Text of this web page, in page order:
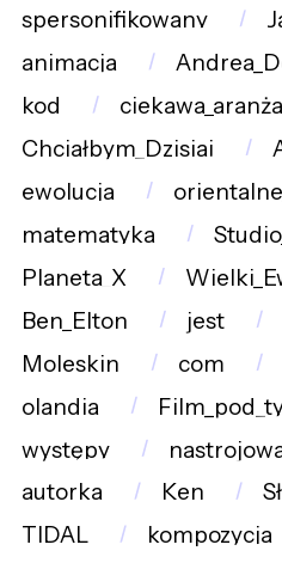
spersonifikowany
animacja
kod
Chciałbym_Dzisiaj
ewolucja
matematyka
Planeta_X
Ben_Elton
jest
Moleskin
com
olandia
występy
autorka
Ken
TIDAL
kompozycja